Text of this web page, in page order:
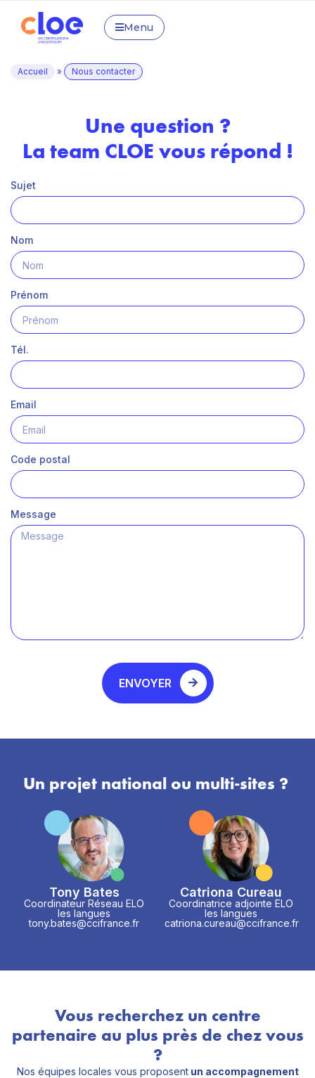
Menu
Accueil » Nous contacter
Une question ?
La team CLOE vous répond !
Sujet
Nom
Prénom
Tél.
Email
Code postal
Message
ENVOYER
Un projet national ou multi-sites ?
Tony Bates
Coordinateur Réseau ELO
les langues
tony.bates@ccifrance.fr
Catriona Cureau
Coordinatrice adjointe ELO
les langues
catriona.cureau@ccifrance.fr
Vous recherchez un centre
partenaire au plus près de chez vous
?
Nos équipes locales vous proposentun accompagnement